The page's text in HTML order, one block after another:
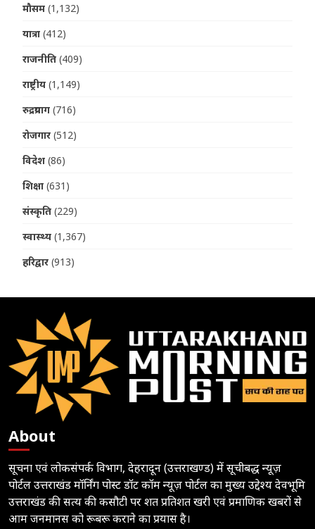
मौसम (1,132)
यात्रा (412)
राजनीति (409)
राष्ट्रीय (1,149)
रुद्रप्रयाग (716)
रोजगार (512)
विदेश (86)
शिक्षा (631)
संस्कृति (229)
स्वास्थ्य (1,367)
हरिद्वार (913)
About
सूचना एवं लोकसंपर्क विभाग, देहरादून (उत्तराखण्ड) में सूचीबद्ध न्यूज़
पोर्टल उत्तराखंड मॉर्निंग पोस्ट डॉट कॉम न्यूज़ पोर्टल का मुख्य उद्देश्य देवभूमि
उत्तराखंड की सत्य की कसौटी पर शत प्रतिशत खरी एवं प्रमाणिक खबरों से
आम जनमानस को रूबरू कराने का प्रयास है।